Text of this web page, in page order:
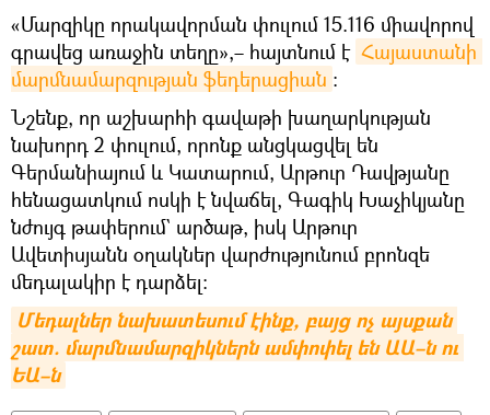
«Մարզիկը որակավորման փուլում 15.116 միավորով
գրավեց առաջին տեղը»,– հայտնում է Հայաստանի
մարմնամարզության ֆեդերացիան ։
Նշենք, որ աշխարհի գավաթի խաղարկության
նախորդ 2 փուլում, որոնք անցկացվել են
Գերմանիայում և Կատարում, Արթուր Դավթյանը
հենացատկում ոսկի է նվաճել, Գագիկ Խաչիկյանը
նժույգ թափերում` արծաթ, իսկ Արթուր
Ավետիսյանն օղակներ վարժությունում բրոնզե
մեդալակիր է դարձել։
Մեդալներ նախատեսում էինք, բայց ոչ այսքան
շատ. մարմնամարզիկներն ամփոփել են ԱԱ–ն ու
ԵԱ–ն